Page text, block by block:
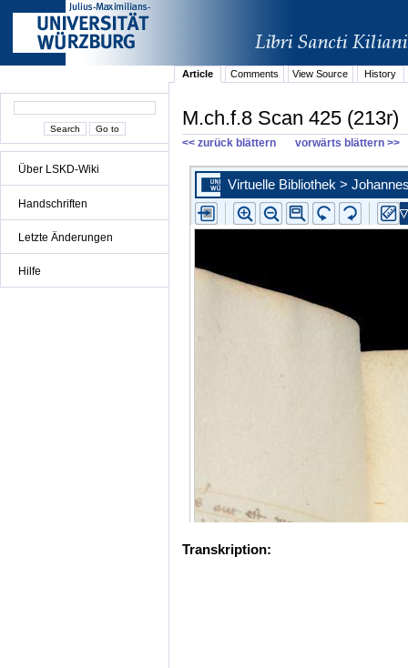
Über LSKD-Wiki
Handschriften
Letzte Änderungen
Hilfe
Article Comments View Source History
M.ch.f.8 Scan 425 (213r)
<< zurück blättern vorwärts blättern >>
Transkription: